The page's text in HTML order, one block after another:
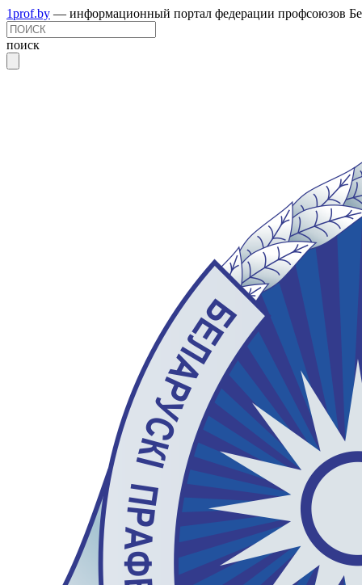
1prof.by — информационный портал федерации профсоюзов
поиск